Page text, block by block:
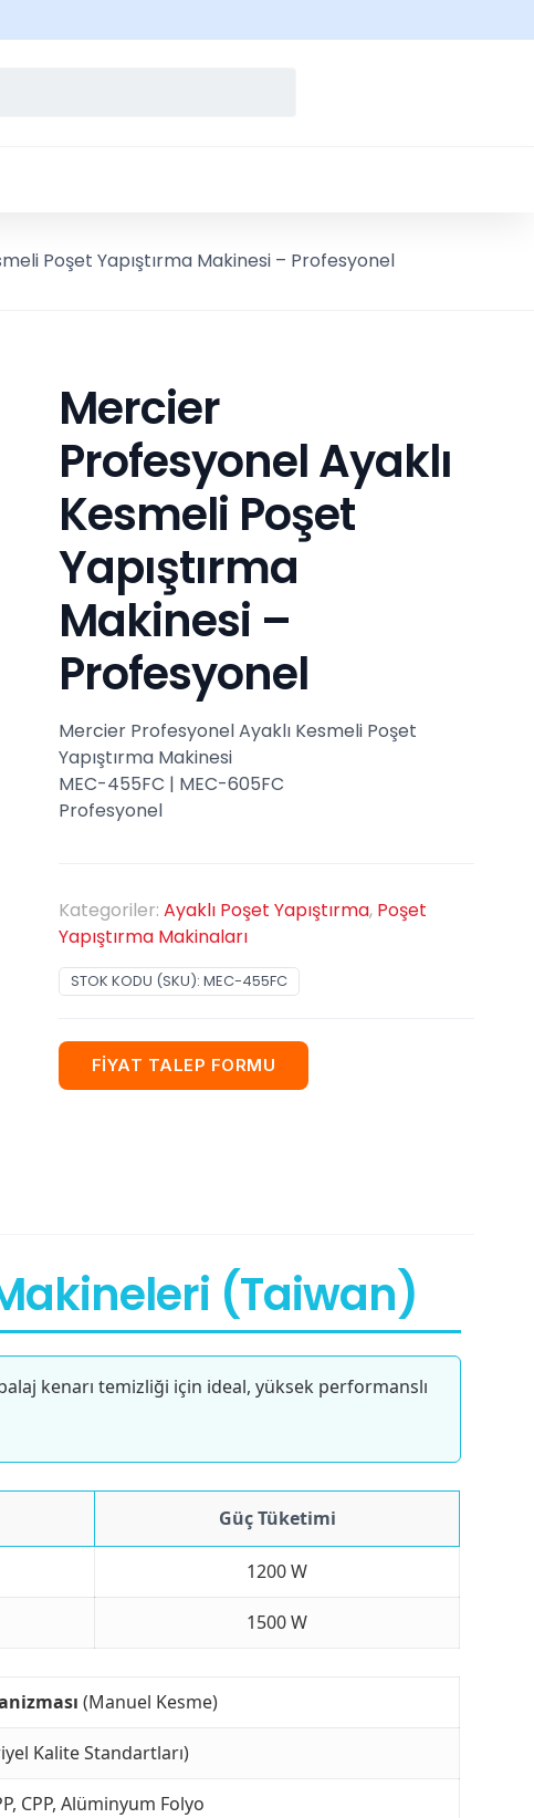
Poşet Yapıştırma Makinesi – Profesyonel
Mercier
Profesyonel Ayaklı
Kesmeli Poşet
Yapıştırma
Makinesi –
Profesyonel
Mercier Profesyonel Ayaklı Kesmeli Poşet
Yapıştırma Makinesi
MEC-455FC | MEC-605FC
Profesyonel
Kategoriler: Ayaklı Poşet Yapıştırma, Poşet
Yapıştırma Makinaları
STOK KODU (SKU): MEC-455FC
FİYAT TALEP FORMU
(Taiwan)
kenarı temizliği için ideal, yüksek performanslı
Güç Tüketimi
1200 W
1500 W
(Manuel Kesme)
Kalite Standartları)
CPP, Alüminyum Folyo